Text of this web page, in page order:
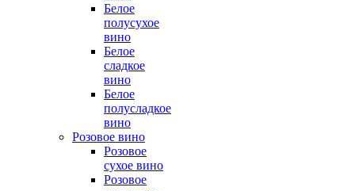
Белое
полусухое
вино
Белое
сладкое
вино
Белое
полусладкое
вино
Розовое вино
Розовое
сухое вино
Розовое